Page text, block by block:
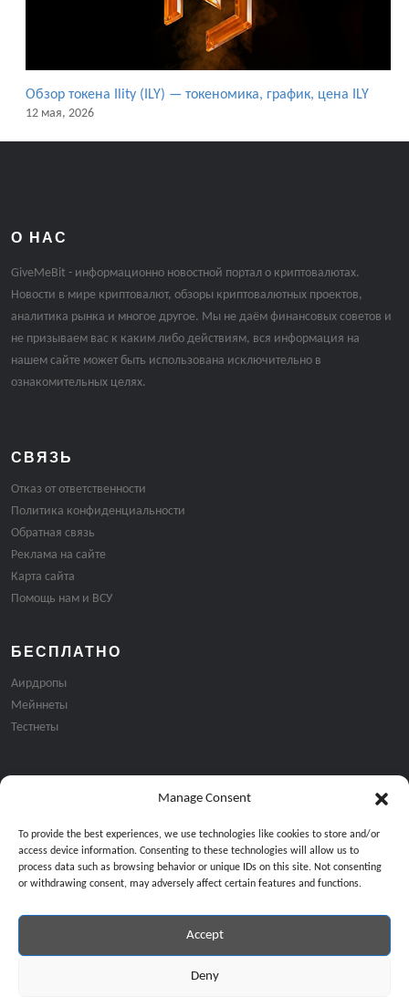
Manage Consent
To provide the best experiences, we use technologies like cookies to store and/or
access device information. Consenting to these technologies will allow us to
process data such as browsing behavior or unique IDs on this site. Not consenting
or withdrawing consent, may adversely affect certain features and functions.
Accept
Deny
Обзор токена Ility (ILY) — токеномика, график, цена ILY
12 мая, 2026
О НАС
GiveMeBit - информационно новостной портал о криптовалютах.
Новости в мире криптовалют, обзоры криптовалютных проектов,
аналитика рынка и многое другое. Мы не даём финансовых советов и
не призываем вас к каким либо действиям, вся информация на
нашем сайте может быть использована исключительно в
ознакомительных целях.
СВЯЗЬ
Отказ от ответственности
Политика конфиденциальности
Обратная связь
Реклама на сайте
Карта сайта
Помощь нам и ВСУ
БЕСПЛАТНО
Аирдропы
Мейннеты
Тестнеты
Подписка на email рассылку:
Продолжая, вы соглашаетесь с нашей политикой
Copyright © 2024 All Rights Reserved by